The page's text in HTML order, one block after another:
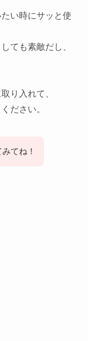
い時にサッと使
ても素敵だし、
り入れて、
ださい。
てね！